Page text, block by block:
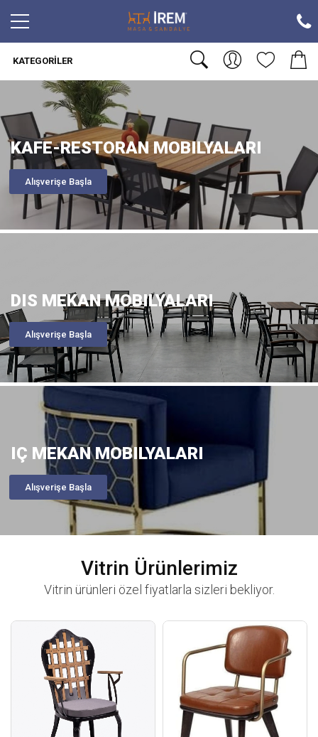
KATEGORILER
KAFE-RESTORAN MOBILYALARI
Alışverişe Başla
DIS MEKAN MOBILYALARI
Alışverişe Başla
IÇ MEKAN MOBILYALARI
Alışverişe Başla
Vitrin Ürünlerimiz
Vitrin ürünleri özel fiyatlarla sizleri bekliyor.